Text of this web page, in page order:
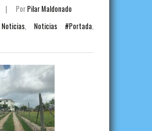
| PorPilar Maldonado
Noticias, Noticias #Portada,